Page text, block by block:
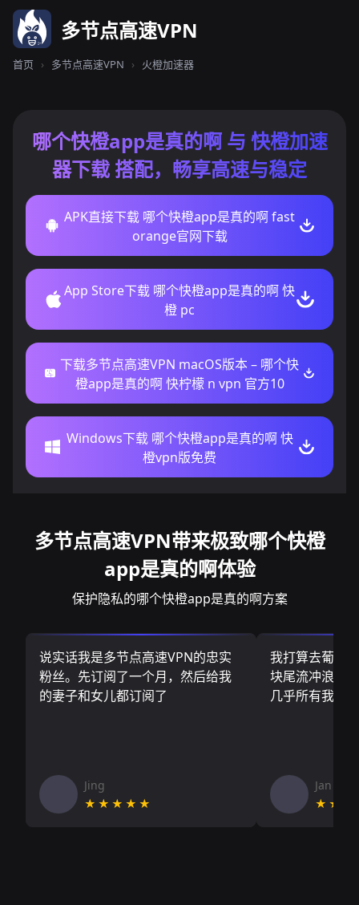
多节点高速VPN
首页 › 多节点高速VPN › 火橙加速器
哪个快橙app是真的啊 与 快橙加速
器下载 搭配，畅享高速与稳定
APK直接下载 哪个快橙app是真的啊 fast
orange官网下载
App Store下载 哪个快橙app是真的啊 快
橙 pc
下载多节点高速VPN macOS版本 – 哪个快
橙app是真的啊 快柠檬 n vpn 官方10
Windows下载 哪个快橙app是真的啊 快
橙vpn版免费
多节点高速VPN带来极致哪个快橙
app是真的啊体验
保护隐私的哪个快橙app是真的啊方案
说实话我是多节点高速VPN的忠实
粉丝。先订阅了一个月，然后给我
的妻子和女儿都订阅了
Jing
★★★★★
我打算去葡萄
块尾流冲浪板
几乎所有我需
Jan V